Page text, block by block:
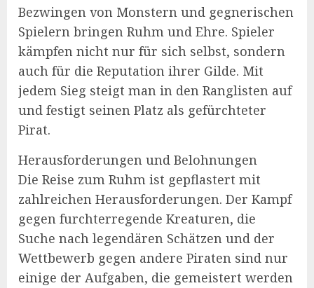
Bezwingen von Monstern und gegnerischen
Spielern bringen Ruhm und Ehre. Spieler
kämpfen nicht nur für sich selbst, sondern
auch für die Reputation ihrer Gilde. Mit
jedem Sieg steigt man in den Ranglisten auf
und festigt seinen Platz als gefürchteter
Pirat.
Herausforderungen und Belohnungen
Die Reise zum Ruhm ist gepflastert mit
zahlreichen Herausforderungen. Der Kampf
gegen furchterregende Kreaturen, die
Suche nach legendären Schätzen und der
Wettbewerb gegen andere Piraten sind nur
einige der Aufgaben, die gemeistert werden